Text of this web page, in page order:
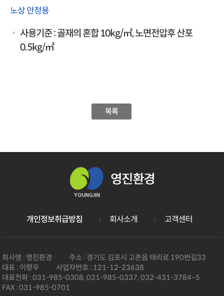
노상 안정용
사용기준 : 골재의 혼합 10kg/㎡, 노면전압후 산포
0.5kg/㎡
목록
개인정보취급방침 회사소개 고객센터
회사명 : 영진환경 주소 : 경기도 김포시 고촌읍 태리로 190번길33
대표 : 이향우 사업자번호 : 121-12-23638
대표전화 :031-985-0308, 031-985-0337, 032-431-3784~5
FAX :031-985-0701